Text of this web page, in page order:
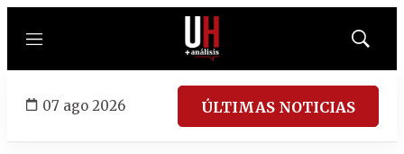
Menú
Mostrar
07 ago 2026 ÚLTIMAS NOTICIAS